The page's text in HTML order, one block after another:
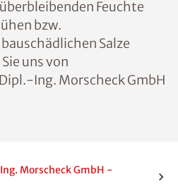
Feuchte
bzw.
Salze
uns von
Ing. Morscheck GmbH
Morscheck GmbH -